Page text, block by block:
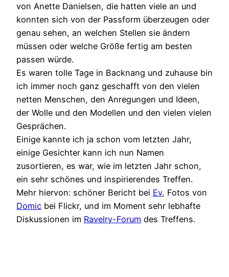
von Anette Danielsen, die hatten viele an und
konnten sich von der Passform überzeugen oder
genau sehen, an welchen Stellen sie ändern
müssen oder welche Größe fertig am besten
passen würde.
Es waren tolle Tage in Backnang und zuhause bin
ich immer noch ganz geschafft von den vielen
netten Menschen, den Anregungen und Ideen,
der Wolle und den Modellen und den vielen vielen
Gesprächen.
Einige kannte ich ja schon vom letzten Jahr,
einige Gesichter kann ich nun Namen
zusortieren, es war, wie im letzten Jahr schon,
ein sehr schönes und inspirierendes Treffen.
Mehr hiervon: schöner Bericht bei Ev, Fotos von
Domic bei Flickr, und im Moment sehr lebhafte
Diskussionen im Ravelry-Forum des Treffens.